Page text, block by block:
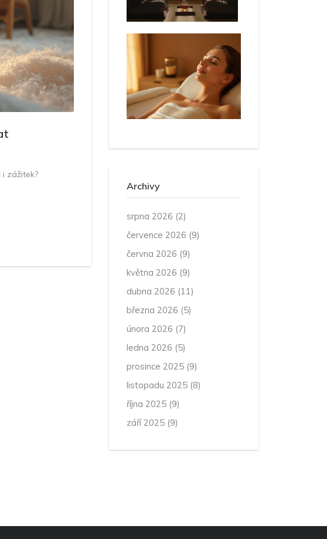
zážitek?
Archivy
srpna 2026 (2)
července 2026 (9)
června 2026 (9)
května 2026 (9)
dubna 2026 (11)
března 2026 (5)
února 2026 (7)
ledna 2026 (5)
prosince 2025 (9)
listopadu 2025 (8)
října 2025 (9)
září 2025 (9)